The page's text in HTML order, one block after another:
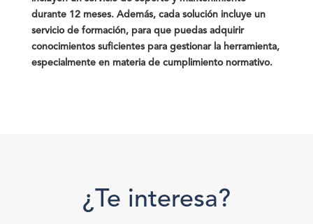
durante 12 meses. Además, cada solución incluye un
servicio de formación, para que puedas adquirir
conocimientos suficientes para gestionar la herramienta,
especialmente en materia de cumplimiento normativo.
¿Te interesa?